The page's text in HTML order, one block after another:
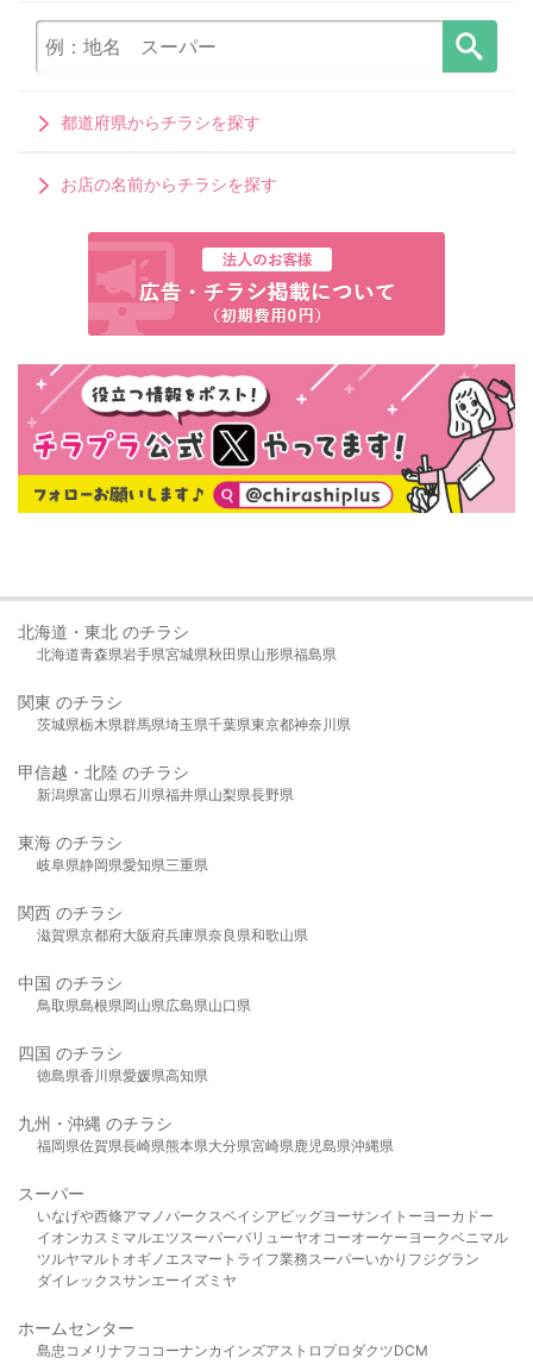
都道府県からチラシを探す
お店の名前からチラシを探す
北海道・東北 のチラシ
北海道青森県岩手県宮城県秋田県山形県福島県
関東 のチラシ
茨城県栃木県群馬県埼玉県千葉県東京都神奈川県
甲信越・北陸 のチラシ
新潟県富山県石川県福井県山梨県長野県
東海 のチラシ
岐阜県静岡県愛知県三重県
関西 のチラシ
滋賀県京都府大阪府兵庫県奈良県和歌山県
中国 のチラシ
鳥取県島根県岡山県広島県山口県
四国 のチラシ
徳島県香川県愛媛県高知県
九州・沖縄 のチラシ
福岡県佐賀県長崎県熊本県大分県宮崎県鹿児島県沖縄県
スーパー
いなげや西條アマノパークスベイシア ビッグヨーサンイトーヨーカドー
イオンカスミ マルエツスーパーバリューヤオコーオーケー ヨークベニマル
ツルヤマルト オギノ エスマート ライフ業務スーパーいかり フジグラン
ダイレックスサンエーイズミヤ
ホームセンター
島忠 コメリ ナフコ コーナンカインズアストロプロダクツDCM